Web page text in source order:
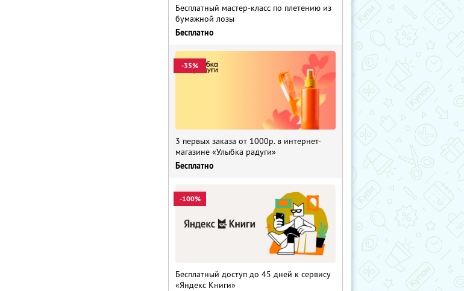
Бесплатный мастер-класс по плетению из
бумажной лозы
Бесплатно
-35%
3 первых заказа от 1000р. в интернет-
магазине «Улыбка радуги»
Бесплатно
-100%
Бесплатный доступ до 45 дней к сервису
«Яндекс Книги»